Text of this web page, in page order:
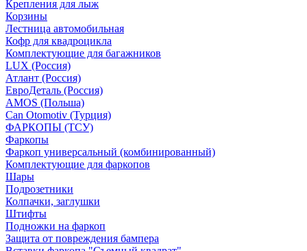
Крепления для лыж
Корзины
Лестница автомобильная
Кофр для квадроцикла
Комплектующие для багажников
LUX (Россия)
Атлант (Россия)
ЕвроДеталь (Россия)
AMOS (Польша)
Can Otomotiv (Турция)
ФАРКОПЫ (ТСУ)
Фаркопы
Фаркоп универсальный (комбинированный)
Комплектующие для фаркопов
Шары
Подрозетники
Колпачки, заглушки
Штифты
Подножки на фаркоп
Защита от повреждения бампера